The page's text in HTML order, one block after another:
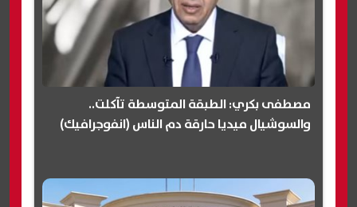
مصطفى بكري: الطبقة المتوسطة تآكلت..
والسوشيال ميديا حارقة دم الناس (انفوجرافيك)